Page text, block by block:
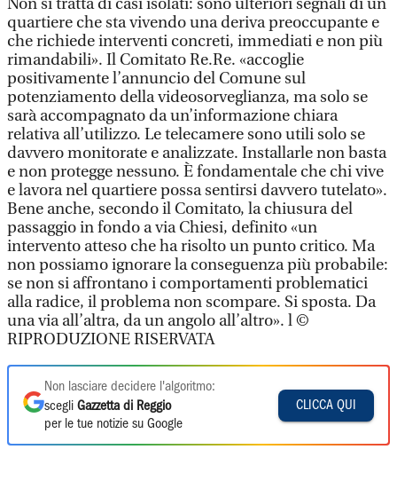
Non si tratta di casi isolati: sono ulteriori segnali di un
quartiere che sta vivendo una deriva preoccupante e
che richiede interventi concreti, immediati e non più
rimandabili». Il Comitato Re.Re. «accoglie
positivamente l’annuncio del Comune sul
potenziamento della videosorveglianza, ma solo se
sarà accompagnato da un’informazione chiara
relativa all’utilizzo. Le telecamere sono utili solo se
davvero monitorate e analizzate. Installarle non basta
e non protegge nessuno. È fondamentale che chi vive
e lavora nel quartiere possa sentirsi davvero tutelato».
Bene anche, secondo il Comitato, la chiusura del
passaggio in fondo a via Chiesi, definito «un
intervento atteso che ha risolto un punto critico. Ma
non possiamo ignorare la conseguenza più probabile:
se non si affrontano i comportamenti problematici
alla radice, il problema non scompare. Si sposta. Da
una via all’altra, da un angolo all’altro». l ©
RIPRODUZIONE RISERVATA
Non lasciare decidere l'algoritmo:
scegli Gazzetta di Reggio
per le tue notizie su Google
CLICCA QUI